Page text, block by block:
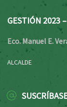
GESTIÓN 2023
Eco. Manuel E.
ALCALDE